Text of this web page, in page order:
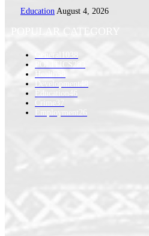
Education August 4, 2026
POPULAR CATEGORY
POLITICS 283
Development 48
Education46
Crime 37
Employment 26